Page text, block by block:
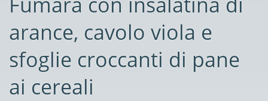
arance, cavolo viola e
sfoglie croccanti di pane
ai cereali